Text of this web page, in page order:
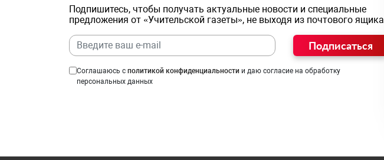
Подпишитесь, чтобы получать актуальные новости и специальные
предложения от «Учительской газеты», не выходя из почтового ящика
Подписаться
Соглашаюсь с политикой конфиденциальности и даю согласие на обработку
персональных данных